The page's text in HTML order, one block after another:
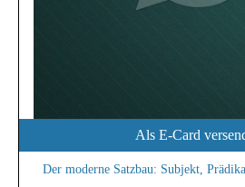
Als E-Card
Der moderne Satzbau: Subjekt,